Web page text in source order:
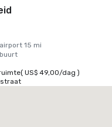
15 mi
( US$ 49,00/dag )
straat